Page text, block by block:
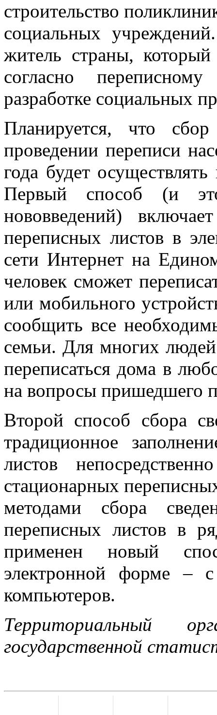
строительство
социальных
житель страны,
согласно
разработке социальных
Планируется, что
проведении переписи
года будет
Первый способ (и
нововведений)
переписных листов в
сети Интернет на
человек сможет
или мобильного
сообщить все
семьи. Для многих людей
переписаться дома в
на вопросы пришедшего
Второй способ сбора
традиционное
листов
стационарных
методами сбора
переписных листов в
применен новый
электронной форме –
компьютеров.
Территориальный
государственной